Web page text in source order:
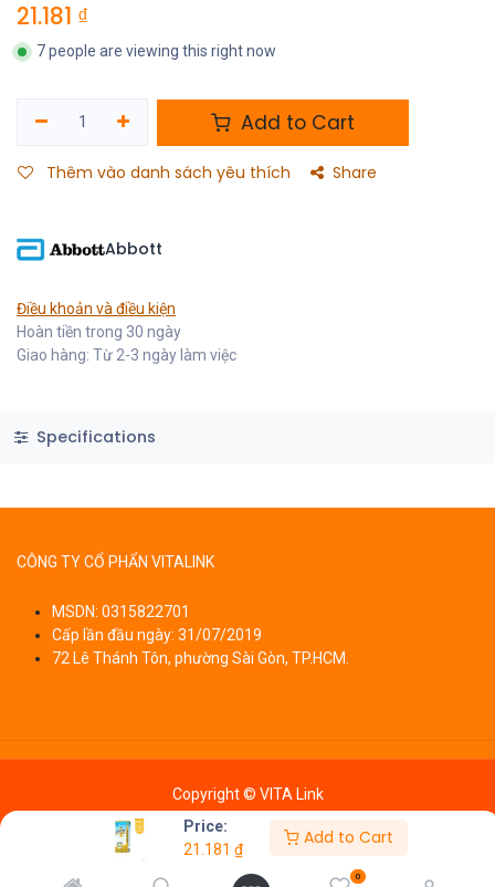
Price:
21.181 ₫
Add to Cart
0
21.181 ₫
7 people are viewing this right now
Add to Cart
Thêm vào danh sách yêu thích Share
Abbott
Điều khoản và điều kiện
Hoàn tiền trong 30 ngày
Giao hàng: Từ 2-3 ngày làm việc
Specifications
CÔNG TY CỔ PHẨN VITALINK
MSDN: 0315822701
Cấp lần đầu ngày: 31/07/2019
72 Lê Thánh Tôn, phường Sài Gòn, TP.HCM.
Copyright © VITA Link